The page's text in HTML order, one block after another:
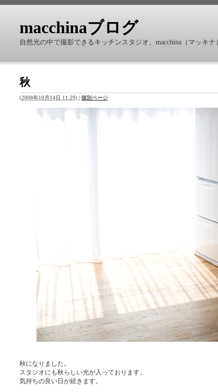
macchinaブログ
自然光の中で撮影できるキッチンスタジオ、macchina（マッキ
秋
(2008年10月14日 11:29) | 個別ページ
秋になりました。
スタジオにも秋らしい光が入っております。
気持ちの良い日が続きます。